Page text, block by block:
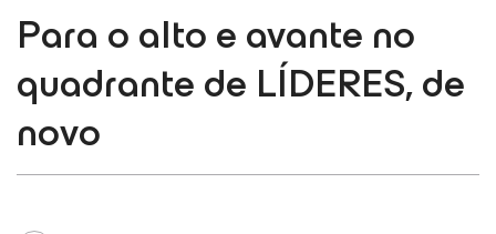
Para o alto e avante no
quadrante de LÍDERES, de
novo